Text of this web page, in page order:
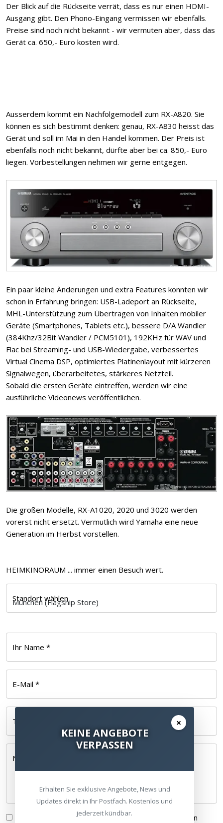
Der Blick auf die Rückseite verrät, dass es nur einen HDMI-
Ausgang gibt. Den Phono-Eingang vermissen wir ebenfalls.
Preise sind noch nicht bekannt - wir vermuten aber, dass das
Gerät ca. 650,- Euro kosten wird.
Ausserdem kommt ein Nachfolgemodell zum RX-A820. Sie
können es sich bestimmt denken: genau, RX-A830 heisst das
Gerät und soll im Mai in den Handel kommen. Der Preis ist
ebenfalls noch nicht bekannt, dürfte aber bei ca. 850,- Euro
liegen. Vorbestellungen nehmen wir gerne entgegen.
Ein paar kleine Änderungen und extra Features konnten wir
schon in Erfahrung bringen: USB-Ladeport an Rückseite,
MHL-Unterstützung zum Übertragen von Inhalten mobiler
Geräte (Smartphones, Tablets etc.), bessere D/A Wandler
(384Khz/32Bit Wandler / PCM5101), 192KHz für WAV und
Flac bei Streaming- und USB-Wiedergabe, verbessertes
Virtual Cinema DSP, optimiertes Platinenlayout mit kürzeren
Signalwegen, überarbeitetes, stärkeres Netzteil.
Sobald die ersten Geräte eintreffen, werden wir eine
ausführliche Videonews veröffentlichen.
Die großen Modelle, RX-A1020, 2020 und 3020 werden
vorerst nicht ersetzt. Vermutlich wird Yamaha eine neue
Generation im Herbst vorstellen.
HEIMKINORAUM ... immer einen Besuch wert.
Standort wählen
Ihr Name *
E-Mail *
Telefonnummer
Nachricht *
Datenschutzerklärung gelesen und bin
×
KEINE ANGEBOTE
VERPASSEN
Erhalten Sie exklusive Angebote, News und
Updates direkt in Ihr Postfach. Kostenlos und
jederzeit kündbar.